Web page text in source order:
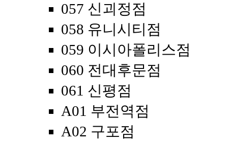
057 신괴정점
058 유니시티점
059 이시아폴리스점
060 전대후문점
061 신평점
A01 부전역점
A02 구포점